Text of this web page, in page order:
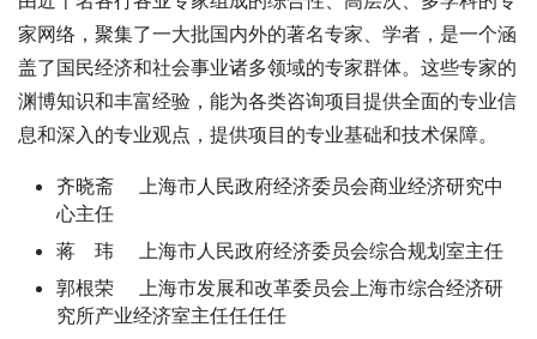
家网络，聚集了一大批国内外的著名专家、学者，是一个涵
盖了国民经济和社会事业诸多领域的专家群体。这些专家的
渊博知识和丰富经验，能为各类咨询项目提供全面的专业信
息和深入的专业观点，提供项目的专业基础和技术保障。
齐晓斋 上海市人民政府经济委员会商业经济研究中
心主任
蒋 玮 上海市人民政府经济委员会综合规划室主任
郭根荣 上海市发展和改革委员会上海市综合经济研
究所产业经济室主任任任任